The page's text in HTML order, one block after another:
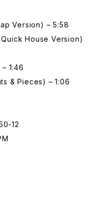
Version) – 5:58
House Version)
1:46
& Pieces) – 1:06
12